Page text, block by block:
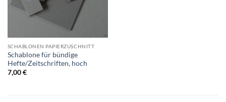
SCHABLONEN PAPIERZUSCHNITT
Schablone für bündige
Hefte/Zeitschriften, hoch
7,00€